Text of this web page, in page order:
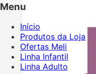
Menu
Início
Produtos da Loja
Ofertas Meli
Linha Infantil
Linha Adulto